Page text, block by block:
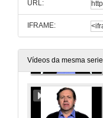
URL:
IFRAME:
Vídeos da mesma serie